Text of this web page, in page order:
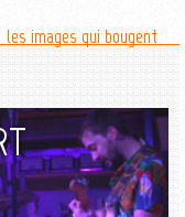
les images qui bougent